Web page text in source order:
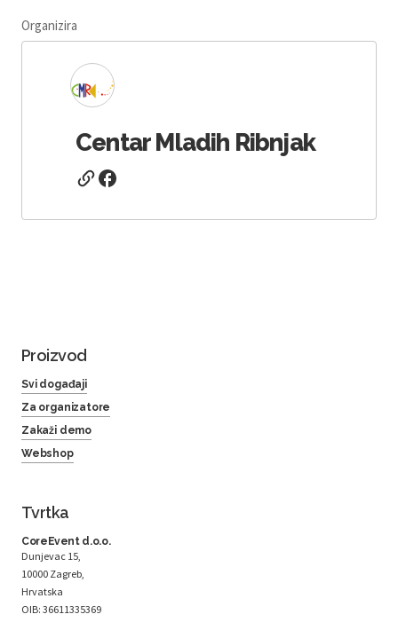
Organizira
Centar Mladih Ribnjak
Proizvod
Svi događaji
Za organizatore
Zakaži demo
Webshop
Tvrtka
CoreEvent d.o.o.
Dunjevac 15,
10000 Zagreb,
Hrvatska
OIB: 36611335369